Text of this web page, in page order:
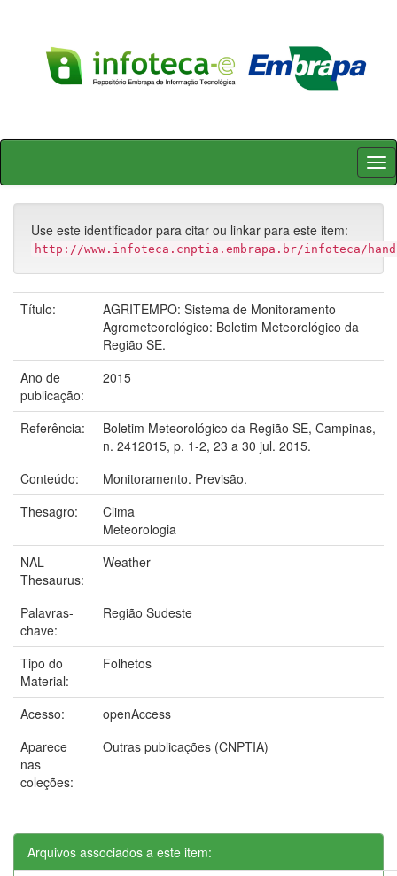
Skip
Use este identificador para citar ou linkar para este item:
http://www.infoteca.cnptia.embrapa.br/infoteca/
Título:
AGRITEMPO: Sistema de Monitoramento
Agrometeorológico: Boletim Meteorológico da
Região SE.
Ano de
publicação:
2015
Referência:
Boletim Meteorológico da Região SE, Campinas,
n. 2412015, p. 1-2, 23 a 30 jul. 2015.
Conteúdo:
Monitoramento. Previsão.
Thesagro:
Clima
Meteorologia
NAL
Thesaurus:
Weather
Palavras-
chave:
Região Sudeste
Tipo do
Material:
Folhetos
Acesso:
openAccess
Aparece
nas
coleções:
Outras publicações (CNPTIA)
Arquivos associados a este item: